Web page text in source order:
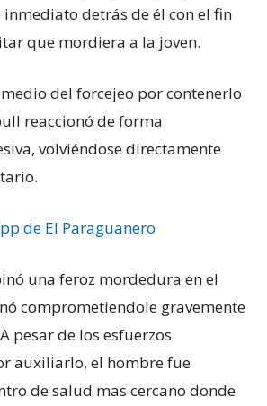
detrás de él con el fin
que mordiera a la joven.
del forcejeo por contenerlo
reaccionó de forma
volviéndose directamente
de El Paraguanero
una feroz mordedura en el
comprometiendole gravemente
pesar de los esfuerzos
auxiliarlo, el hombre fue
de salud mas cercano donde